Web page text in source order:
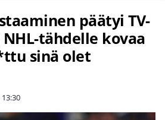
päätyi TV-
tähdelle kovaa
sinä olet
13:30